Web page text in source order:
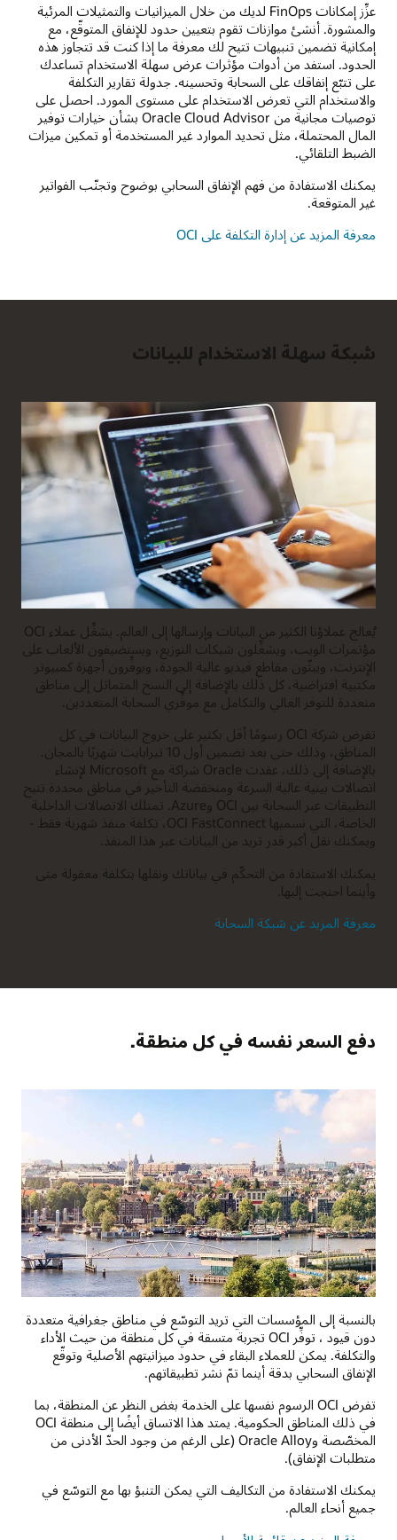
عزِّز إمكانات FinOps لديك من خلال الميزانيات والتمثيلات المرئية
والمشورة. أنشئ موازنات تقوم بتعيين حدود للإنفاق المتوقّع، مع
إمكانية تضمين تنبيهات تتيح لك معرفة ما إذا كنت قد تتجاوز هذه
الحدود. استفد من أدوات مؤثرات عرض سهلة الاستخدام تساعدك
على تتبّع إنفاقك على السحابة وتحسينه. جدولة تقارير التكلفة
والاستخدام التي تعرض الاستخدام على مستوى المورد. احصل على
توصيات مجانية من Oracle Cloud Advisor بشأن خيارات توفير
المال المحتملة، مثل تحديد الموارد غير المستخدمة أو تمكين ميزات
الضبط التلقائي.
يمكنك الاستفادة من فهم الإنفاق السحابي بوضوح وتجنّب الفواتير
غير المتوقعة.
معرفة المزيد عن إدارة التكلفة على OCI‏
شبكة سهلة الاستخدام للبيانات
يُعالج عملاؤنا الكثير من البيانات وإرسالها إلى العالم. يشغِّل عملاء OCI
مؤتمرات الويب، ويشغِّلون شبكات التوزيع، ويستضيفون الألعاب على
الإنترنت، ويبثّون مقاطع فيديو عالية الجودة، ويوفِّرون أجهزة كمبيوتر
مكتبية افتراضية، كل ذلك بالإضافة إلى النسخ المتماثل إلى مناطق
متعددة للتوفر العالي والتكامل مع موفِّري السحابة المتعددين.
تفرض شركة OCI رسومًا أقل بكثير على خروج البيانات في كل
المناطق، وذلك حتى بعد تضمين أول 10 تيرابايت شهريًا بالمجان.
بالإضافة إلى ذلك، عقدت Oracle شراكة مع Microsoft لإنشاء
اتصالات بينية عالية السرعة ومنخفضة التأخير في مناطق محددة تتيح
التطبيقات عبر السحابة بين OCI وAzure. تمتلك الاتصالات الداخلية
الخاصة، التي نسميها OCI FastConnect، تكلفة منفذ شهرية فقط -
ويمكنك نقل أكبر قدر تريد من البيانات عبر هذا المنفذ.
يمكنك الاستفادة من التحكّم في بياناتك ونقلها بتكلفة معقولة متى
وأينما احتجت إليها.
معرفة المزيد عن شبكة السحابة
دفع السعر نفسه في كل منطقة.
بالنسبة إلى المؤسسات التي تريد التوسّع في مناطق جغرافية متعددة
دون قيود ، توفِّر OCI تجربة متسقة في كل منطقة من حيث الأداء
والتكلفة. يمكن للعملاء البقاء في حدود ميزانيتهم الأصلية وتوقّع
الإنفاق السحابي بدقة أينما تمّ نشر تطبيقاتهم.
تفرض OCI الرسوم نفسها على الخدمة بغض النظر عن المنطقة، بما
في ذلك المناطق الحكومية. يمتد هذا الاتساق أيضًا إلى منطقة OCI
المخصّصة وOracle Alloy (على الرغم من وجود الحدّ الأدنى من
متطلبات الإنفاق).
يمكنك الاستفادة من التكاليف التي يمكن التنبؤ بها مع التوسّع في
جميع أنحاء العالم.